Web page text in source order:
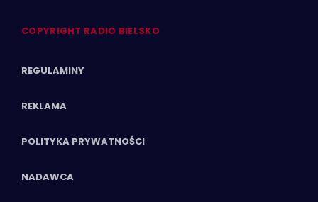
COPYRIGHT RADIO BIELSKO
REGULAMINY
REKLAMA
POLITYKA PRYWATNOŚCI
NADAWCA